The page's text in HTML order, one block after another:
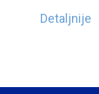
Detaljnije